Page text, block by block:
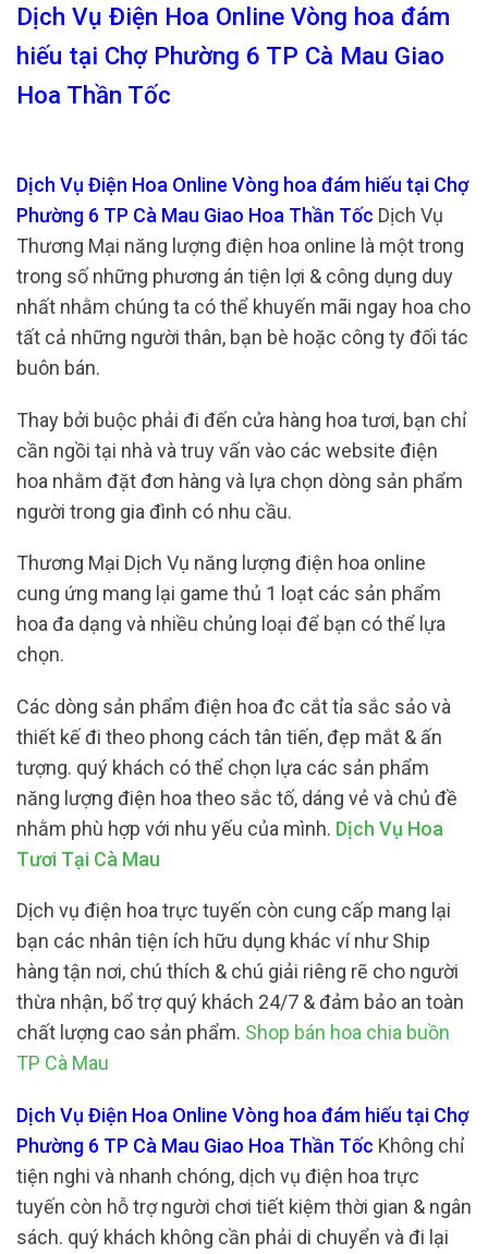
Dịch Vụ Điện Hoa Online Vòng hoa đám
hiếu tại Chợ Phường 6 TP Cà Mau Giao
Hoa Thần Tốc
Dịch Vụ Điện Hoa Online Vòng hoa đám hiếu tại Chợ
Phường 6 TP Cà Mau Giao Hoa Thần Tốc Dịch Vụ
Thương Mại năng lượng điện hoa online là một trong
trong số những phương án tiện lợi & công dụng duy
nhất nhằm chúng ta có thể khuyến mãi ngay hoa cho
tất cả những người thân, bạn bè hoặc công ty đối tác
buôn bán.
Thay bởi buộc phải đi đến cửa hàng hoa tươi, bạn chỉ
cần ngồi tại nhà và truy vấn vào các website điện
hoa nhằm đặt đơn hàng và lựa chọn dòng sản phẩm
người trong gia đình có nhu cầu.
Thương Mại Dịch Vụ năng lượng điện hoa online
cung ứng mang lại game thủ 1 loạt các sản phẩm
hoa đa dạng và nhiều chủng loại để bạn có thể lựa
chọn.
Các dòng sản phẩm điện hoa đc cắt tỉa sắc sảo và
thiết kế đi theo phong cách tân tiến, đẹp mắt & ấn
tượng. quý khách có thể chọn lựa các sản phẩm
năng lượng điện hoa theo sắc tố, dáng vẻ và chủ đề
nhằm phù hợp với nhu yếu của mình. Dịch Vụ Hoa
Tươi Tại Cà Mau
Dịch vụ điện hoa trực tuyến còn cung cấp mang lại
bạn các nhân tiện ích hữu dụng khác ví như Ship
hàng tận nơi, chú thích & chú giải riêng rẽ cho người
thừa nhận, bổ trợ quý khách 24/7 & đảm bảo an toàn
chất lượng cao sản phẩm. Shop bán hoa chia buồn
TP Cà Mau
Dịch Vụ Điện Hoa Online Vòng hoa đám hiếu tại Chợ
Phường 6 TP Cà Mau Giao Hoa Thần Tốc Không chỉ
tiện nghi và nhanh chóng, dịch vụ điện hoa trực
tuyến còn hỗ trợ người chơi tiết kiệm thời gian & ngân
sách. quý khách không cần phải di chuyển và đi lại